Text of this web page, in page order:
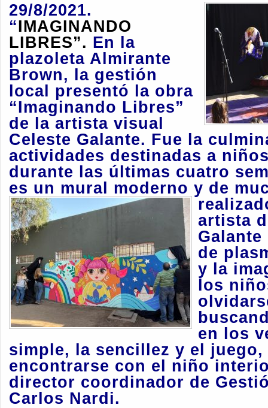
29/8/2021.
“IMAGINANDO
LIBRES”. En la
plazoleta Almirante
Brown, la gestión
local presentó la obra
“Imaginando Libres”
de la artista visual
Celeste Galante. Fue la
actividades destinadas a
durante las últimas cuatro
es un mural moderno y de
artista
Galante
de
y la
los
en los
simple, la sencillez y el juego,
encontrarse con el niño
director coordinador de
Carlos Nardi.